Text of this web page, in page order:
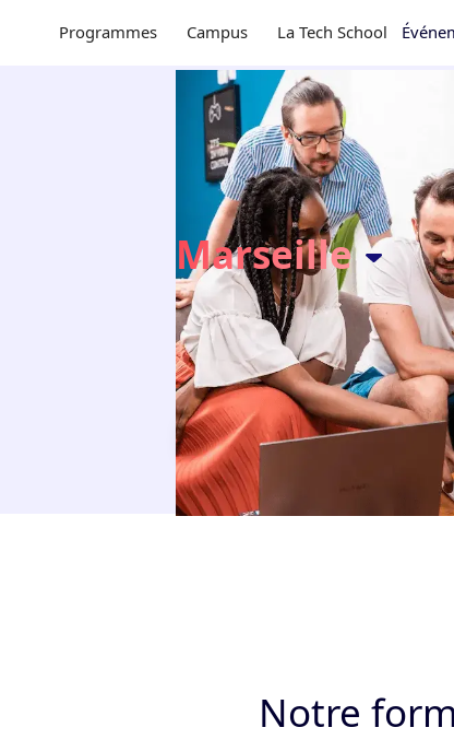
Programmes Campus La Tech School
Formation
Développeur
augmenté IA
Marseille
Le Coding Bootcamp pour devenir
Créez des applications AI-ready
frontend au backend, intégrez
développement évolue. Prenez part
Nous contacter Télécharger
sur 460 avis
Notre